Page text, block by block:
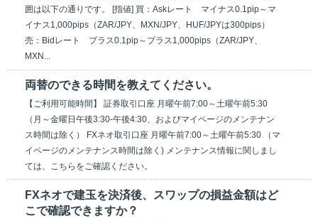
囲は以下の通りです。 [指値] 買：Askレート マイナス0.1pip～マ
イナス1,000pips（ZAR/JPY、MXN/JPY、HUF/JPYは300pips）
売：Bidレート プラス0.1pip～プラス1,000pips（ZAR/JPY、
MXN...
両替のできる時間を教えてください。
【ご利用可能時間】 証券取引口座 月曜午前7:00～土曜午前5:30
（月～金曜日午後3:30-午後4:30、およびマイページのメンテナン
ス時間は除く） FXネオ取引口座 月曜午前7:00～土曜午前5:30 （マ
イページのメンテナンス時間は除く) メンテナンス情報に関しまし
ては、こちらをご確認ください。
FXネオで建玉を決済後、スワップの損益金額はど
こで確認できますか？